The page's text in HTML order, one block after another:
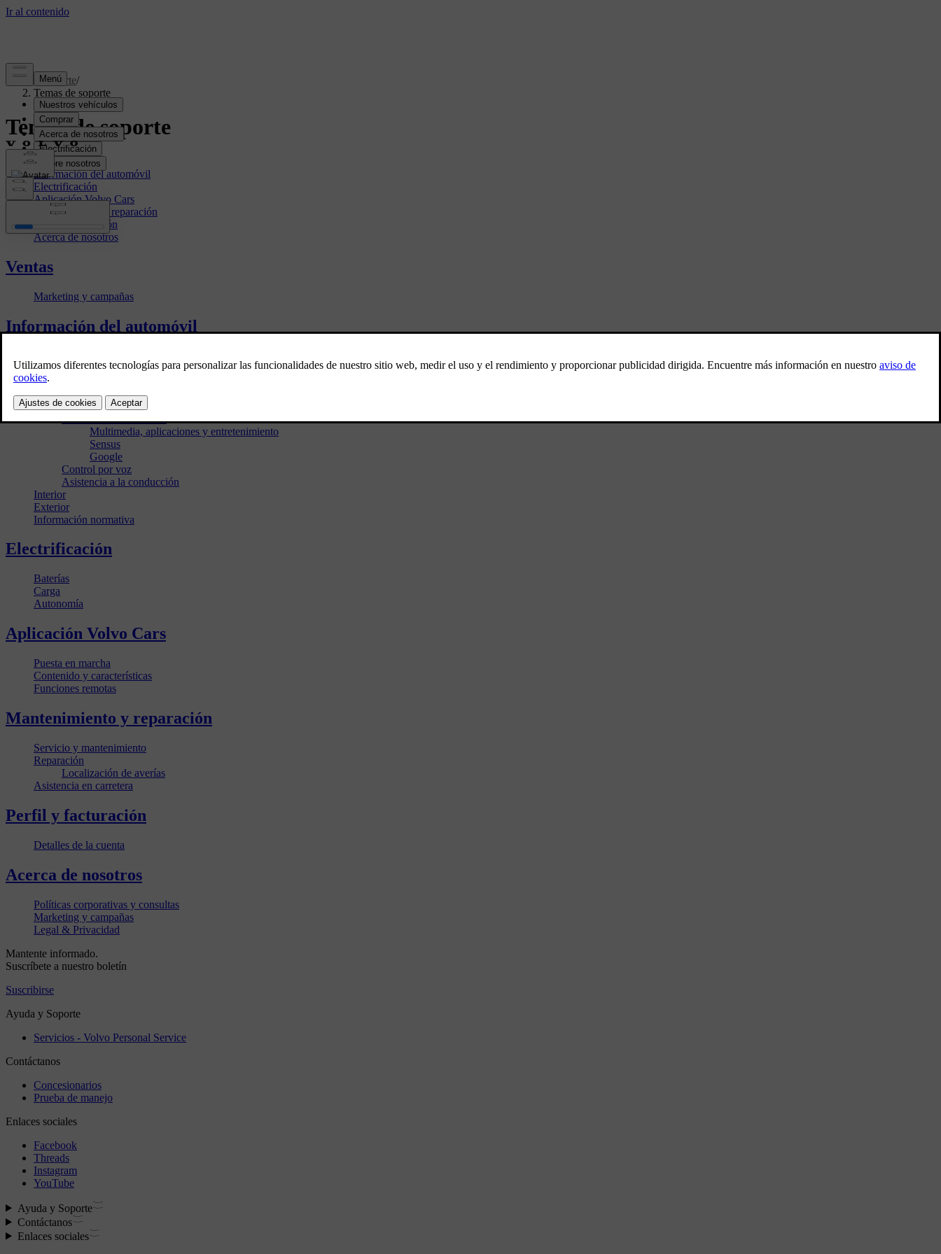
Soporte/
Temas de soporte
Temas de soporte
Ventas
Información del automóvil
Electrificación
Aplicación Volvo Cars
Mantenimiento y reparación
Perfil y facturación
Acerca de nosotros
Ventas
Marketing y campañas
Información del automóvil
Software del automóvil
Mapas y navegación
Conectividad
Pantallas e infotainment
Multimedia, aplicaciones y entretenimiento
Sensus
Google
Control por voz
Asistencia a la conducción
Interior
Exterior
Información normativa
Electrificación
Baterías
Carga
Autonomía
Aplicación Volvo Cars
Puesta en marcha
Contenido y características
Funciones remotas
Mantenimiento y reparación
Servicio y mantenimiento
Reparación
Localización de averías
Asistencia en carretera
Perfil y facturación
Detalles de la cuenta
Acerca de nosotros
Políticas corporativas y consultas
Marketing y campañas
Legal & Privacidad